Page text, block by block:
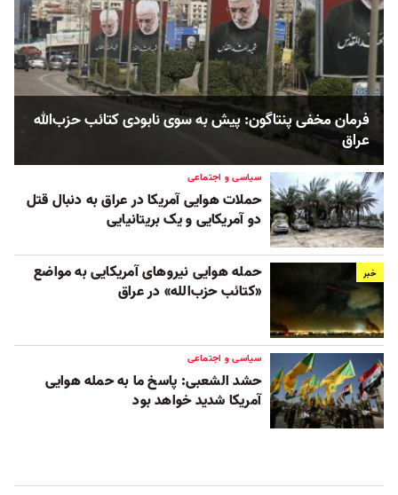
فرمان مخفی پنتاگون: پیش به سوی نابودی کتائب حزب‌الله
عراق
سیاسی و اجتماعی
حملات هوایی آمریکا در عراق به دنبال قتل
دو آمریکایی و یک بریتانیایی
خبر
حمله هوایی نیروهای آمریکایی به مواضع
«کتائب حزب‌الله» در عراق
سیاسی و اجتماعی
حشد الشعبی: پاسخ ما به حمله هوایی
آمریکا شدید خواهد بود